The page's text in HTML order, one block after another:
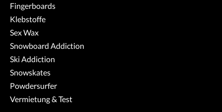
Fingerboards
Klebstoffe
Sex Wax
Snowboard Addiction
Ski Addiction
Snowskates
Powdersurfer
Vermietung & Test